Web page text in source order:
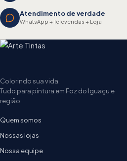
Atendimento de verdade
WhatsApp + Televendas + Loja
Colorindo sua vida.
Tudo para pintura em Foz do Iguaçu e
região.
Quem somos
Nossas lojas
Nossa equipe